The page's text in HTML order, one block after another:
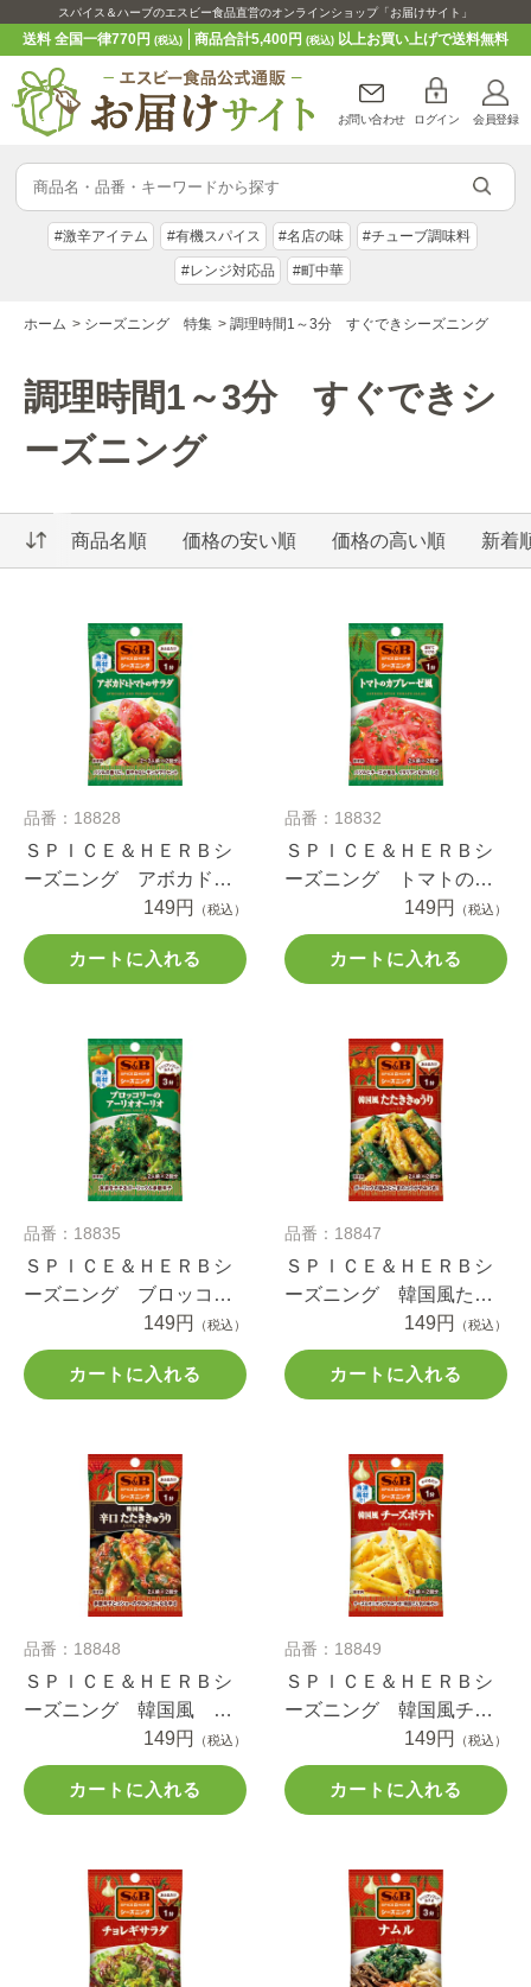
スパイス＆ハーブのエスビー食品直営のオンラインショップ「お届けサイト」
送料 全国一律770円(税込) 商品合計5,400円 (税込)以上お買い上げで送料無料
お問い合わせ ログイン 会員登録
#激辛アイテム #有機スパイス #名店の味 #チューブ調味料
#レンジ対応品 #町中華
ホーム > シーズニング 特集 > 調理時間1～3分 すぐできシーズニング
調理時間1～3分 すぐできシ
ーズニング
商品名順 価格の安い順 価格の高い順 新着
品番：18828
ＳＰＩＣＥ＆ＨＥＲＢシ
ーズニング アボカドと
トマトのサラダ ９ｇ
149円 （税込）
カートに入れる
品番：18832
ＳＰＩＣＥ＆ＨＥＲＢシ
ーズニング トマトのカ
プレーゼ風 ７ｇ
149円 （税込）
カートに入れる
品番：18835
ＳＰＩＣＥ＆ＨＥＲＢシ
ーズニング ブロッコリ
ーのアーリオオーリオ
１０ｇ
149円 （税込）
カートに入れる
品番：18847
ＳＰＩＣＥ＆ＨＥＲＢシ
ーズニング 韓国風たた
ききゅうり １１ｇ
149円 （税込）
カートに入れる
品番：18848
ＳＰＩＣＥ＆ＨＥＲＢシ
ーズニング 韓国風 辛
口 たたききゅうり １
２ｇ
149円 （税込）
カートに入れる
品番：18849
ＳＰＩＣＥ＆ＨＥＲＢシ
ーズニング 韓国風チー
ズポテト １１.４ｇ
149円 （税込）
カートに入れる